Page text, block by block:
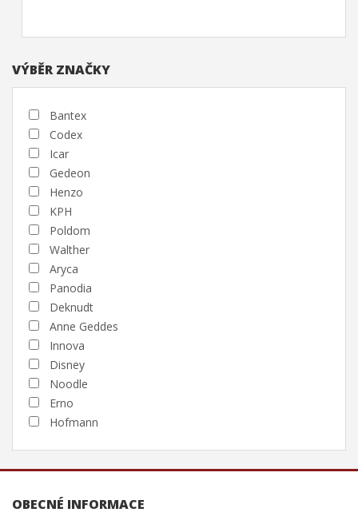
VÝBĚR ZNAČKY
Bantex
Codex
Icar
Gedeon
Henzo
KPH
Poldom
Walther
Aryca
Panodia
Deknudt
Anne Geddes
Innova
Disney
Noodle
Erno
Hofmann
OBECNÉ INFORMACE